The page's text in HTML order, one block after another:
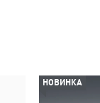
НОВИНКА